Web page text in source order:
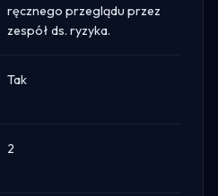
ręcznego przeglądu przez
zespół ds. ryzyka.
Tak
2